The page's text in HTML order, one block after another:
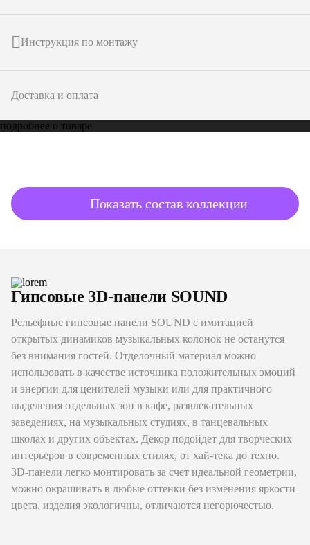
Инструкция по монтажу
Доставка и оплата
подробнее о товаре
Показать состав коллекции
Гипсовые 3D-панели SOUND
Рельефные гипсовые панели SOUND с имитацией
открытых динамиков музыкальных колонок не останутся
без внимания гостей. Отделочный материал можно
использовать в качестве источника положительных эмоций
и энергии для ценителей музыки или для практичного
выделения отдельных зон в кафе, развлекательных
заведениях, на музыкальных студиях, в танцевальных
школах и других объектах. Декор подойдет для творческих
интерьеров в современных стилях, от хай-тека до техно.
3D-панели легко монтировать за счет идеальной геометрии,
можно окрашивать в любые оттенки без изменения яркости
цвета, изделия экологичны, отличаются негорючестью.